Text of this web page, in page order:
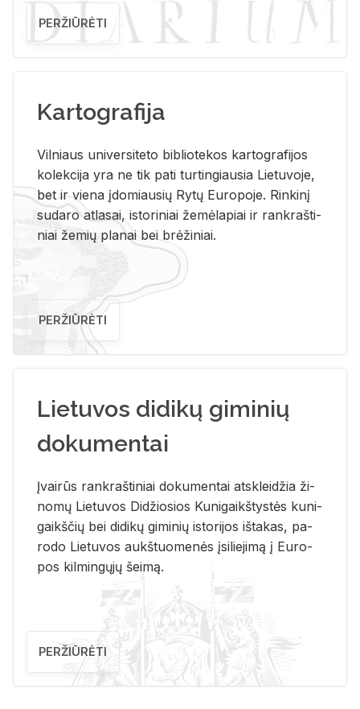
PERŽIŪRĖTI
Kartografija
Vil­niaus uni­ver­si­te­to bi­b­lio­te­kos kar­to­gra­fi­jos
ko­lek­ci­ja yra ne tik pati tur­tin­giau­sia Lie­tu­vo­je,
bet ir vie­na įdo­miau­sių Rytų Eu­ro­po­je. Rin­ki­nį
su­da­ro at­la­sai, is­to­ri­niai že­mė­la­piai ir rank­raš­ti­
niai že­mių pla­nai bei brė­ži­niai.
PERŽIŪRĖTI
Lietuvos didikų giminių
dokumentai
Įvai­rūs rank­raš­ti­niai do­ku­men­tai at­sklei­džia ži­
no­mų Lie­tu­vos Di­džio­sios Ku­ni­gaikš­tys­tės ku­ni­
gaikš­čių bei di­di­kų gi­mi­nių is­to­ri­jos iš­ta­kas, pa­
ro­do Lie­tu­vos aukš­tuo­me­nės įsi­lie­ji­mą į Eu­ro­
pos kil­min­gų­jų šei­mą.
PERŽIŪRĖTI